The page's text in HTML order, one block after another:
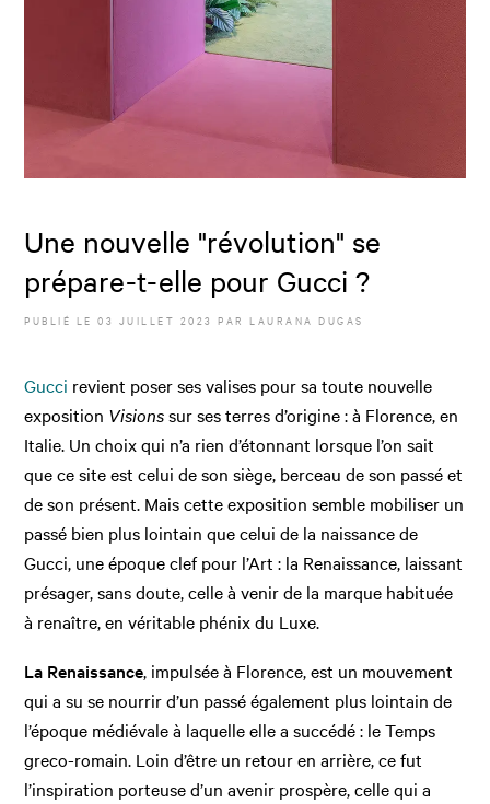
Une nouvelle "révolution" se
prépare-t-elle pour Gucci ?
PUBLIÉ LE03 JUILLET 2023 PARLAURANA DUGAS
Gucci revient poser ses valises pour sa toute nouvelle
exposition Visionssur ses terres d’origine : à Florence, en
Italie. Un choix qui n’a rien d’étonnant lorsque l’on sait
que ce site est celui de son siège, berceau de son passé et
de son présent. Mais cette exposition semble mobiliser un
passé bien plus lointain que celui de la naissance de
Gucci, une époque clef pour l’Art : la Renaissance, laissant
présager, sans doute, celle à venir de la marque habituée
à renaître, en véritable phénix du Luxe.
La Renaissance, impulsée à Florence, est un mouvement
qui a su se nourrir d’un passé également plus lointain de
l’époque médiévale à laquelle elle a succédé : le Temps
greco-romain. Loin d’être un retour en arrière, ce fut
l’inspiration porteuse d’un avenir prospère, celle qui a